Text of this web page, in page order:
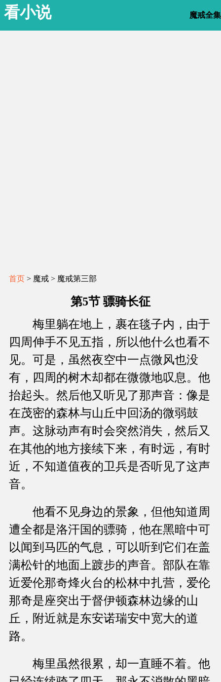
看小说 魔戒全集
首页 > 魔戒 > 魔戒第三部
第5节 骠骑长征
梅里躺在地上，裹在毯子内，由于
四周伸手不见五指，所以他什么也看不
见。可是，虽然夜空中一点微风也没
有，四周的树木却都在微微地叹息。他
抬起头。然后他又听见了那声音：像是
在茂密的森林与山丘中回汤的微弱鼓
声。这脉动声有时会突然消失，然后又
在其他的地方接续下来，有时远，有时
近，不知道值夜的卫兵是否听见了这声
音。
他看不见身边的景象，但他知道周
遭全都是洛汗国的骠骑，他在黑暗中可
以闻到马匹的气息，可以听到它们在盖
满松针的地面上踱步的声音。部队在靠
近爱伦那奇烽火台的松林中扎营，爱伦
那奇是座突出于督伊顿森林边缘的山
丘，附近就是东安诺瑞安中宽大的道
路。
梅里虽然很累，却一直睡不着。他